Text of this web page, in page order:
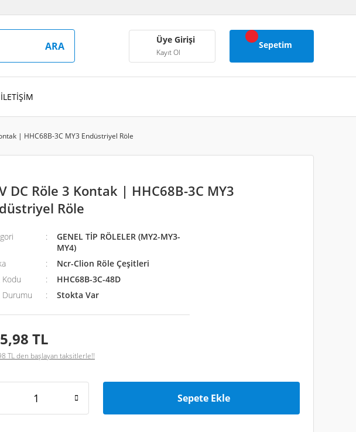
ARA Üye Girişi
Kayıt Ol
Sepetim
İLETİŞİM
| HHC68B-3C MY3 Endüstriyel Röle
DC Röle 3 Kontak | HHC68B-3C MY3
Röle
GENEL TİP RÖLELER (MY2-MY3-
MY4)
Ncr-Clion Röle Çeşitleri
Kodu
HHC68B-3C-48D
Durumu
Stokta Var
TL
TL den başlayan taksitlerle!!
Sepete Ekle